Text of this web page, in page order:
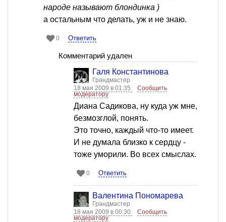
народе называют блондинка )
а остальным что делать, уж и не знаю.
0 Ответить
Комментарий удален
Галя Константинова
Грандмастер
18 мая 2009 в 01:35
Сообщить
модератору
Диана Садикова, ну куда уж мне,
безмозглой, понять.
Это точно, каждый что-то имеет.
И не думала близко к сердцу -
тоже уморили. Во всех смыслах.
0 Ответить
Валентина Пономарева
Грандмастер
18 мая 2009 в 00:30
Сообщить
модератору